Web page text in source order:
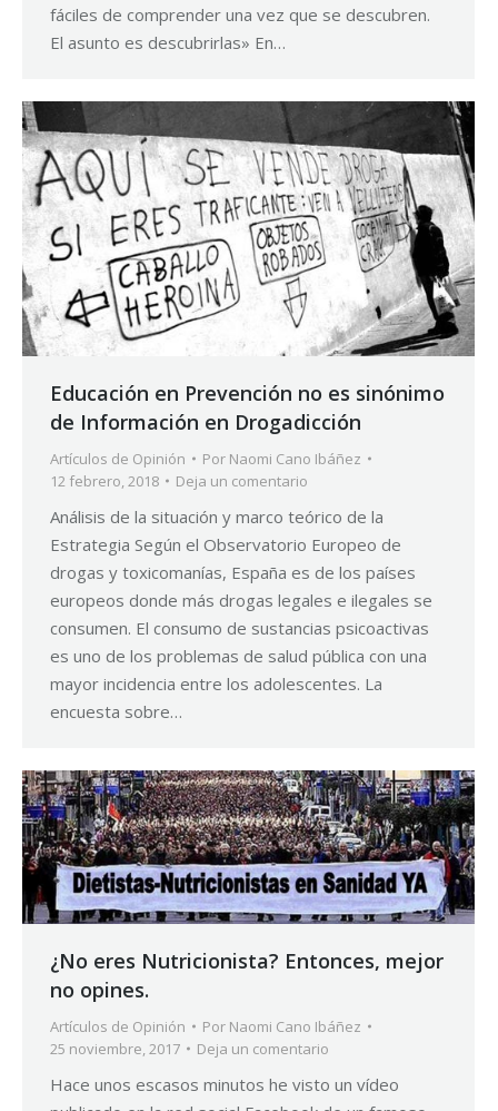
fáciles de comprender una vez que se descubren.
El asunto es descubrirlas» En…
Educación en Prevención no es sinónimo
de Información en Drogadicción
Artículos de Opinión Por Naomi Cano Ibáñez
12 febrero, 2018
Deja un comentario
Análisis de la situación y marco teórico de la
Estrategia Según el Observatorio Europeo de
drogas y toxicomanías, España es de los países
europeos donde más drogas legales e ilegales se
consumen. El consumo de sustancias psicoactivas
es uno de los problemas de salud pública con una
mayor incidencia entre los adolescentes. La
encuesta sobre…
¿No eres Nutricionista? Entonces, mejor
no opines.
Artículos de Opinión Por Naomi Cano Ibáñez
25 noviembre, 2017
Deja un comentario
Hace unos escasos minutos he visto un vídeo